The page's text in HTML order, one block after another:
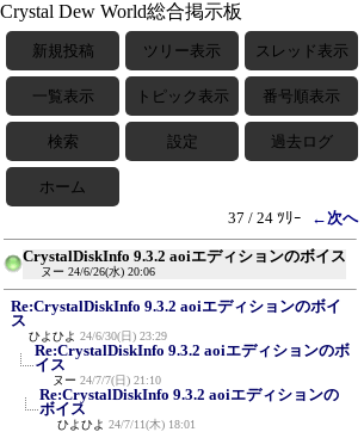
Crystal Dew World総合掲示板
新規投稿 ツリー表示 スレッド表示
一覧表示 トピック表示 番号順表示
検索 設定 過去ログ
ホーム
37 / 24 ﾂﾘｰ
←次へ
CrystalDiskInfo 9.3.2 aoiエディションのボイス
ヌー 24/6/26(水) 20:06
Re:CrystalDiskInfo 9.3.2 aoiエディションのボイ
ス
ひよひよ 24/6/30(日) 23:29
Re:CrystalDiskInfo 9.3.2 aoiエディションのボ
イス
ヌー 24/7/7(日) 21:10
Re:CrystalDiskInfo 9.3.2 aoiエディションの
ボイス
ひよひよ 24/7/11(木) 18:01